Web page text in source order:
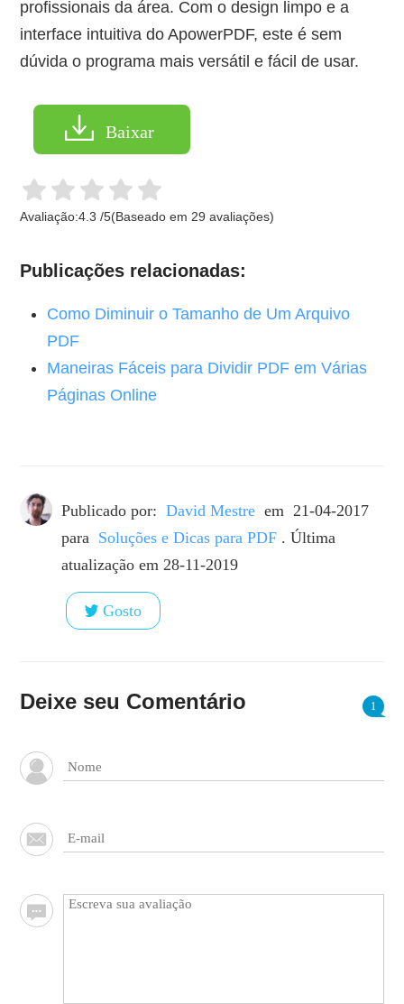
profissionais da área. Com o design limpo e a
interface intuitiva do ApowerPDF, este é sem
dúvida o programa mais versátil e fácil de usar.
Baixar
Avaliação:4.3 /5(Baseado em29 avaliações)
Publicações relacionadas:
Como Diminuir o Tamanho de Um Arquivo
PDF
Maneiras Fáceis para Dividir PDF em Várias
Páginas Online
Publicado por: David Mestre em 21-04-2017
para Soluções e Dicas para PDF . Última
atualização em 28-11-2019
Gosto
Deixe seu Comentário 1